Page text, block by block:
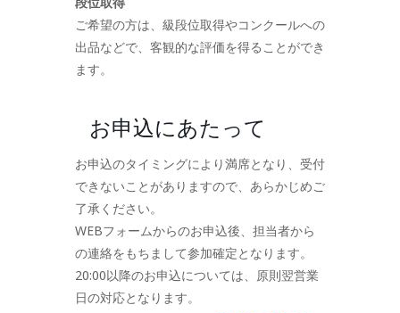
ご希望の方は、級段位取得やコンクールへの
出品などで、客観的な評価を得ることができ
ます。
お申込にあたって
お申込のタイミングにより満席となり、受付
できないことがありますので、あらかじめご
了承ください。
WEBフォームからのお申込後、担当者から
の連絡をもちまして参加確定となります。
20:00以降のお申込については、原則翌営業
日の対応となります。